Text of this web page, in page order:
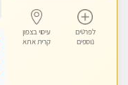
לפרטים
נוספים
עיסוי בצפון
קרית אתא